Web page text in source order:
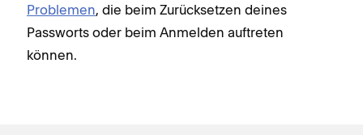
Problemen, die beim Zurücksetzen deines
Passworts oder beim Anmelden auftreten
können.